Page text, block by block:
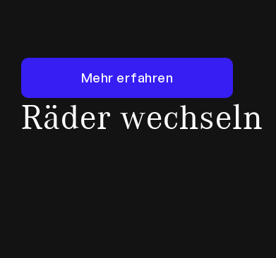
Mehr erfahren
Räder wechseln